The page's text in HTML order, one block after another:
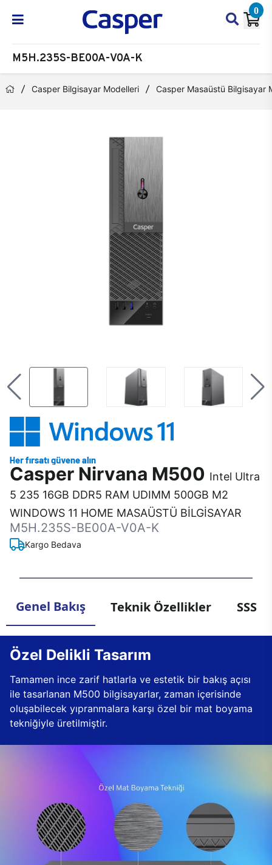
0
M5H.235S-BE00A-V0A-K
Casper Bilgisayar Modelleri Casper Masaüstü Bilgisayar
Casper Nirvana M500 Intel Ultra
5 235 16GB DDR5 RAM UDIMM 500GB M2
WINDOWS 11 HOME MASAÜSTÜ BİLGİSAYAR
M5H.235S-BE00A-V0A-K
Kargo Bedava
Genel Bakış Teknik Özellikler SSS
Özel Delikli Tasarım
Tamamen ince zarif hatlarla ve estetik bir bakış açısı
ile tasarlanan M500 bilgisayarlar, zaman içerisinde
oluşabilecek yıpranmalara karşı özel bir mat boyama
tekniğiyle üretilmiştir.